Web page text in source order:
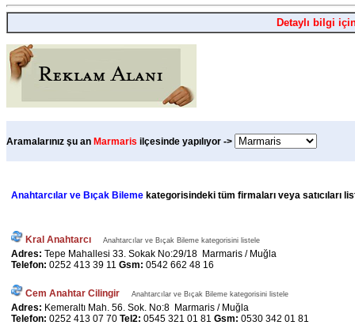
Detaylı bilgi
Aramalarınız şu an Marmaris ilçesinde yapılıyor ->
Anahtarcılar ve Bıçak Bileme kategorisindeki tüm firmaları veya satıcıları
Kral Anahtarcı Anahtarcılar ve Bıçak Bileme kategorisini listele
Adres: Tepe Mahallesi 33. Sokak No:29/18 Marmaris / Muğla
Telefon: 0252 413 39 11 Gsm: 0542 662 48 16
Cem Anahtar Cilingir Anahtarcılar ve Bıçak Bileme kategorisini listele
Adres: Kemeraltı Mah. 56. Sok. No:8 Marmaris / Muğla
Telefon: 0252 413 07 70 Tel2: 0545 321 01 81 Gsm: 0530 342 01 81